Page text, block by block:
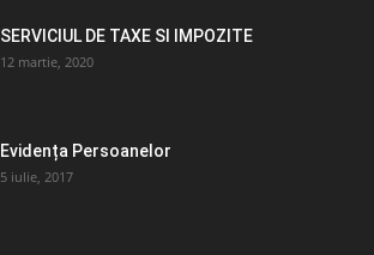
SERVICIUL DE TAXE SI IMPOZITE
12 martie, 2020
Evidența Persoanelor
5 iulie, 2017